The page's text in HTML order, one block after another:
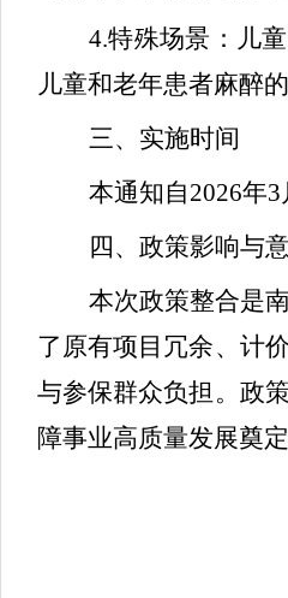
4.特殊场景：儿
儿童和老年患者麻醉的
三、实施时间
本通知自2026年
四、政策影响与
本次政策整合是
了原有项目冗余、计
与参保群众负担。政
障事业高质量发展奠